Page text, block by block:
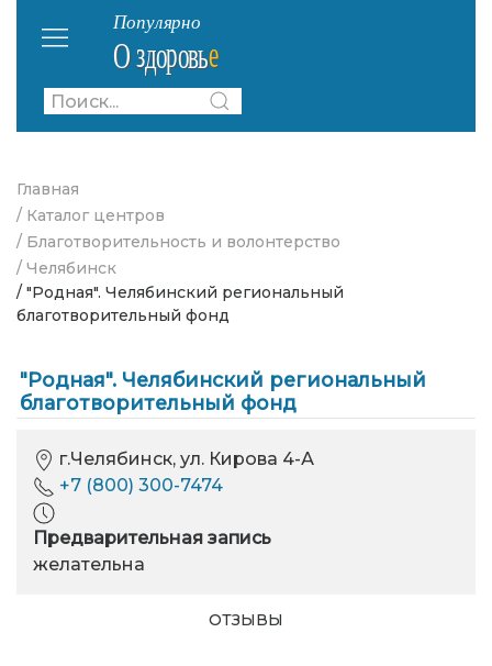
Главная
/ Каталог центров
/ Благотворительность и волонтерство
/ Челябинск
/ "Родная". Челябинский региональный
благотворительный фонд
"Родная". Челябинский региональный
благотворительный фонд
г.Челябинск, ул. Кирова 4-А
+7 (800) 300-7474
Предварительная запись
желательна
ОТЗЫВЫ